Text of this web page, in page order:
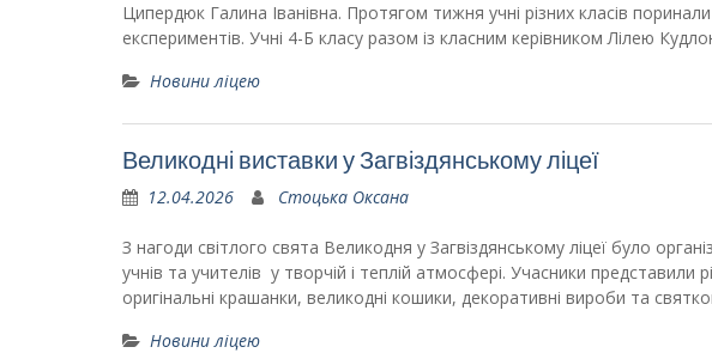
Ципердюк Галина Іванівна. Протягом тижня учні різних класів
експериментів. Учні 4-Б класу разом із класним керівником Лілею
Новини ліцею
Великодні виставки у Загвіздянському ліцеї
12.04.2026 Стоцька Оксана
З нагоди світлого свята Великодня у Загвіздянському ліцеї було
учнів та учителів у творчій і теплій атмосфері. Учасники представили
оригінальні крашанки, великодні кошики, декоративні вироби та
Новини ліцею